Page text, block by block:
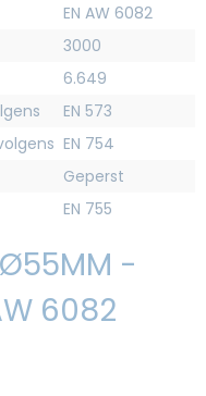
EN AW 6082
3000
6.649
EN 573
EN 754
Geperst
EN 755
Ø55MM -
6082